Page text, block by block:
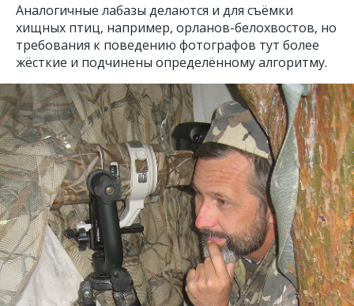
Аналогичные лабазы делаются и для съёмки
хищных птиц, например, орланов-белохвостов, но
требования к поведению фотографов тут более
жёсткие и подчинены определённому алгоритму.